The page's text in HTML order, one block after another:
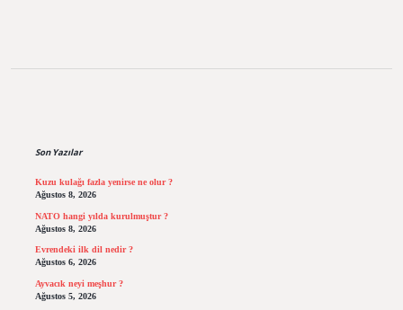
Son Yazılar
Kuzu kulağı fazla yenirse ne olur ?
Ağustos 8, 2026
NATO hangi yılda kurulmuştur ?
Ağustos 8, 2026
Evrendeki ilk dil nedir ?
Ağustos 6, 2026
Ayvacık neyi meşhur ?
Ağustos 5, 2026